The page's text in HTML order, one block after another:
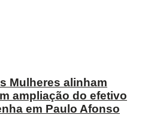
Mulheres alinham
ampliação do efetivo
em Paulo Afonso